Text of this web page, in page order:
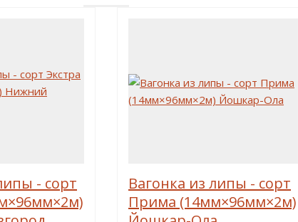
- сорт
Вагонка из липы - сорт
Прима (14мм×96мм×2м)